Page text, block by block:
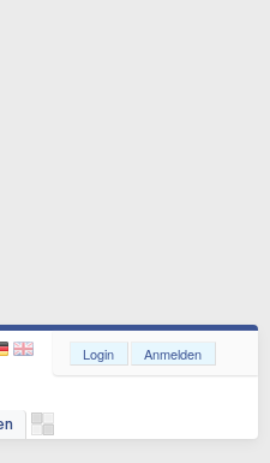
Login Anmelden